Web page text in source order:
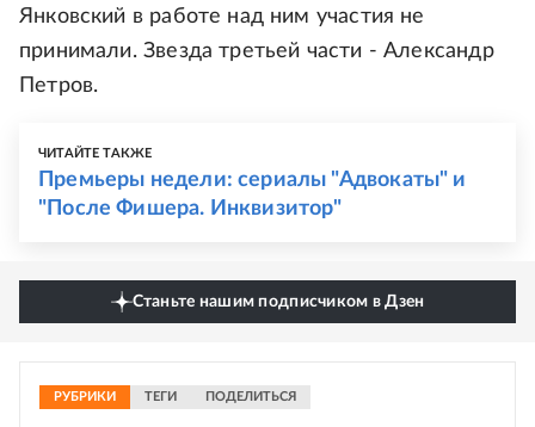
Янковский в работе над ним участия не
принимали. Звезда третьей части - Александр
Петров.
ЧИТАЙТЕ ТАКЖЕ
Премьеры недели: сериалы "Адвокаты" и
"После Фишера. Инквизитор"
Станьте нашим подписчиком в Дзен
РУБРИКИ ТЕГИ ПОДЕЛИТЬСЯ